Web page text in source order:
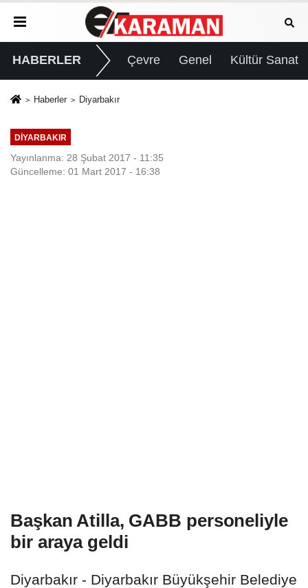
HABERLER Çevre Genel Kültür Sanat
Haberler Diyarbakır
DIYARBAKIR
Yayınlanma: 28 Şubat 2017 - 11:35
Güncelleme: 01 Mart 2017 - 16:38
Başkan Atilla, GABB personeliyle
bir araya geldi
Diyarbakır - Diyarbakır Büyükşehir Belediye